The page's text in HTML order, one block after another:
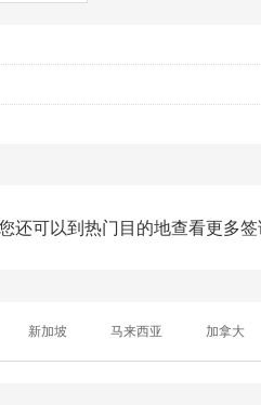
还可以到热门目的地查看更多
新加坡 马来西亚 加拿大